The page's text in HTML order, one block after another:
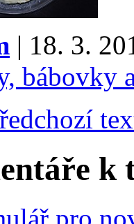
| 18. 3.
bábovky
k